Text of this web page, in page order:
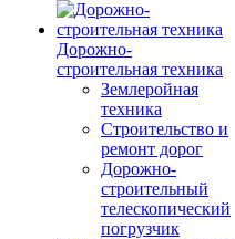
Дорожно-
строительная техника
Землеройная
техника
Строительство и
ремонт дорог
Дорожно-
строительный
телескопический
погрузчик